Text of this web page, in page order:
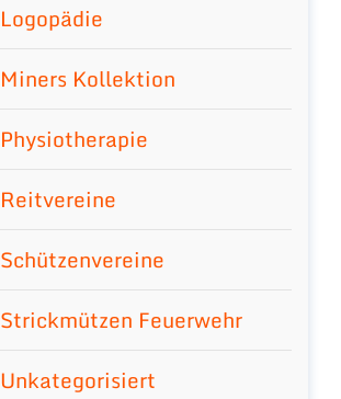
Logopädie
Miners Kollektion
Physiotherapie
Reitvereine
Schützenvereine
Strickmützen Feuerwehr
Unkategorisiert